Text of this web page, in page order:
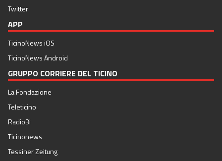
Twitter
APP
TicinoNews iOS
TicinoNews Android
GRUPPO CORRIERE DEL TICINO
La Fondazione
Teleticino
Radio3i
Ticinonews
Tessiner Zeitung